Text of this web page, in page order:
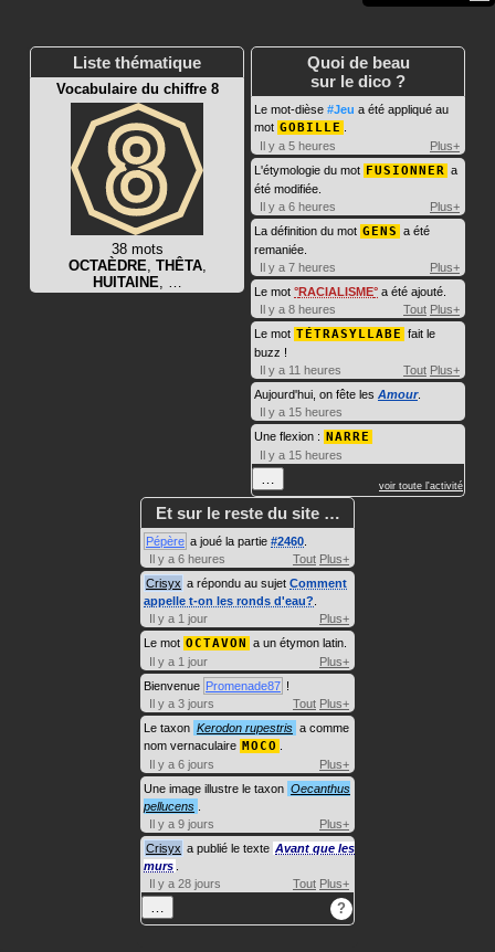
Liste thématique
Vocabulaire du chiffre 8
38 mots
OCTAÈDRE, THÊTA,
HUITAINE, …
Quoi de beau
sur le dico ?
Le mot-dièse #Jeu a été appliqué au
mot GOBILLE
Il y a 5 heures
Plus+
L'étymologie du mot FUSIONNER a
été modifiée.
Il y a 6 heures
Plus+
La définition du mot GENS a été
remaniée.
Il y a 7 heures
Plus+
Le mot RACIALISME a été ajouté.
Il y a 8 heures
Tout Plus+
Le mot TÉTRASYLLABE fait le
buzz !
Il y a 11 heures
Tout Plus+
Aujourd'hui, on fête les Amour.
Il y a 15 heures
Une flexion : NARRE
Il y a 15 heures
… voir toute l'activité
Et sur le reste du site …
Pépère a joué la partie #2460
Il y a 6 heures
Tout Plus+
Crisyx a répondu au sujet Comment
appelle t-on les ronds d'eau?
Il y a 1 jour
Plus+
Le mot OCTAVON a un étymon latin.
Il y a 1 jour
Plus+
Bienvenue Promenade87 !
Il y a 3 jours
Tout Plus+
Le taxon Kerodon rupestris a comme
nom vernaculaire MOCO
Il y a 6 jours
Plus+
Une image illustre le taxon Oecanthus
pellucens
Il y a 9 jours
Plus+
Crisyx a publié le texte Avant que les
murs
Il y a 28 jours
Tout Plus+
… ?